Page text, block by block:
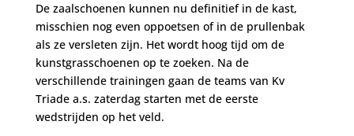
De zaalschoenen kunnen nu definitief in de kast,
misschien nog even oppoetsen of in de prullenbak
als ze versleten zijn. Het wordt hoog tijd om de
kunstgrasschoenen op te zoeken. Na de
verschillende trainingen gaan de teams van Kv
Triade a.s. zaterdag starten met de eerste
wedstrijden op het veld.